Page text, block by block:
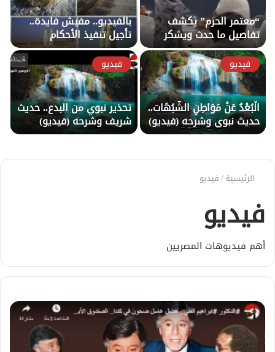
“معتمر الحرم” يكشف
تفاصيل ما حدث ويشكر
السعودية
بالفيديو.. مفيش فايدة..
تأجيل تنفيذ الأحكام
القضائية الخاصة بمزرعة
الدكتور فؤاد عسل للأسبوع
المقبل!!
فيديو
الْبُعْدُ عَنْ مَوَاطِنِ الشُّبُهَات..
حديث نبوي وشرحه (فيديو)
فيديو
تحذير نبوي من البدع.. حديث
شريف وشرحه (فيديو)
الرئيسية/فيديو
فيديو
أهم فيديوهات المصريين